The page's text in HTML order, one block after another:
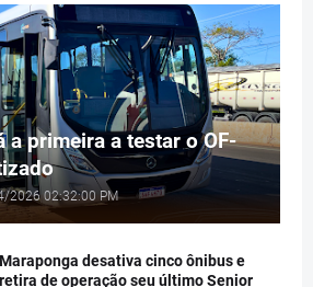
a primeira a testar o OF-
2026 02:32:00 PM
Maraponga desativa cinco ônibus e
retira de operação seu último Senior